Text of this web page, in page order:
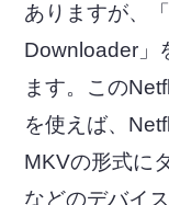
ありますが、
Downloader」
ます。この
を使えば、
MKVの形式に
などのデバイ